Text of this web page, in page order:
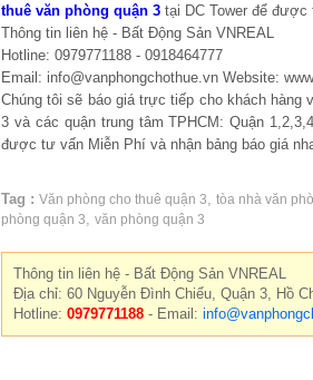
thuê văn phòng quận 3 tại DC Tower để được
Thông tin liên hệ - Bất Động Sản VNREAL
Hotline: 0979771188 - 0918464777
Email: info@vanphongchothue.vn Website:
Chúng tôi sẽ báo giá trực tiếp cho khách hàng
3 và các quận trung tâm TPHCM: Quận
được tư vấn Miễn Phí và nhận bảng báo giá
Tag : Văn phòng cho thuê quận 3 tòa nhà văn
phòng quận 3
văn phòng quận 3
Thông tin liên hệ - Bất Động Sản VNREAL
Địa chỉ: 60 Nguyễn Đình Chiểu, Quận 3, Hồ
Hotline: 0979771188 - Email: